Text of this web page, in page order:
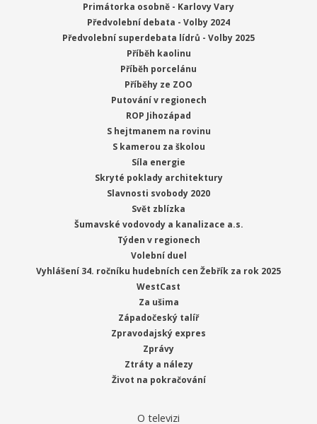
Primátorka osobně - Karlovy Vary
Předvolební debata - Volby 2024
Předvolební superdebata lídrů - Volby 2025
Příběh kaolinu
Příběh porcelánu
Příběhy ze ZOO
Putování v regionech
ROP Jihozápad
S hejtmanem na rovinu
S kamerou za školou
Síla energie
Skryté poklady architektury
Slavnosti svobody 2020
Svět zblízka
Šumavské vodovody a kanalizace a.s.
Týden v regionech
Volební duel
Vyhlášení 34. ročníku hudebních cen Žebřík za rok 2025
WestCast
Za ušima
Západočeský talíř
Zpravodajský expres
Zprávy
Ztráty a nálezy
Život na pokračování
O televizi